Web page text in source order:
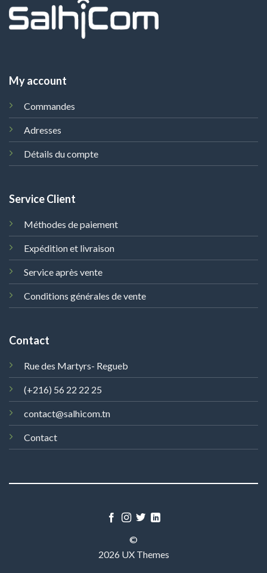
My account
Commandes
Adresses
Détails du compte
Service Client
Méthodes de paiement
Expédition et livraison
Service après vente
Conditions générales de vente
Contact
Rue des Martyrs- Regueb
(+216) 56 22 22 25
contact@salhicom.tn
Contact
©
2026 UX Themes